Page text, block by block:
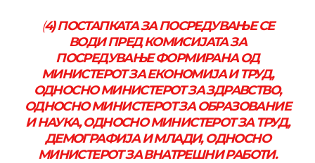
(4) ПОСТАПКАТА ЗА ПОСРЕДУВАЊЕ СЕ
ВОДИ ПРЕД КОМИСИЈАТА ЗА
ПОСРЕДУВАЊЕ ФОРМИРАНА ОД
МИНИСТЕРОТ ЗА ЕКОНОМИЈА И ТРУД,
ОДНОСНО МИНИСТЕРОТ ЗА ЗДРАВСТВО,
ОДНОСНО МИНИСТЕРОТ ЗА ОБРАЗОВАНИЕ
И НАУКА, ОДНОСНО МИНИСТЕРОТ ЗА ТРУД,
ДЕМОГРАФИЈА И МЛАДИ, ОДНОСНО
МИНИСТЕРОТ ЗА ВНАТРЕШНИ РАБОТИ.